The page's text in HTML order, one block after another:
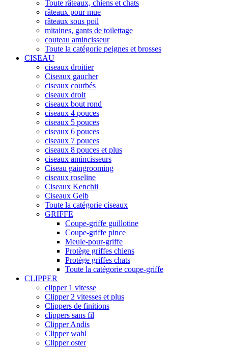
Toute râteaux, chiens et chats
râteaux pour mue
râteaux sous poil
mitaines, gants de toilettage
couteau amincisseur
Toute la catégorie peignes et brosses
CISEAU
ciseaux droitier
Ciseaux gaucher
ciseaux courbés
ciseaux droit
ciseaux bout rond
ciseaux 4 pouces
ciseaux 5 pouces
ciseaux 6 pouces
ciseaux 7 pouces
ciseaux 8 pouces et plus
ciseaux amincisseurs
Ciseau gaingrooming
ciseaux roseline
Ciseaux Kenchii
Ciseaux Geib
Toute la catégorie ciseaux
GRIFFE
Coupe-griffe guillotine
Coupe-griffe pince
Meule-pour-griffe
Protège griffes chiens
Protège griffes chats
Toute la catégorie coupe-griffe
CLIPPER
clipper 1 vitesse
Clipper 2 vitesses et plus
Clippers de finitions
clippers sans fil
Clipper Andis
Clipper wahl
Clipper oster